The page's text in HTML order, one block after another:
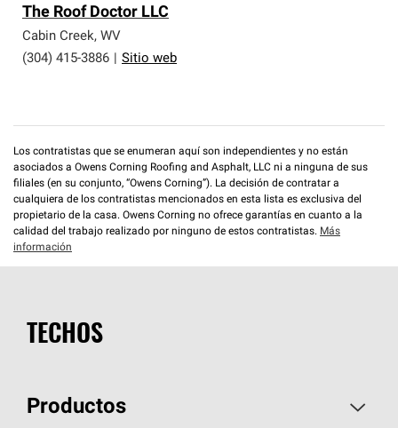
parte de una red exclusiva de profesionales de techos
que cumplen con altos estándares y requisitos estrictos
de profesionalismo y confiabilidad.
The Roof Doctor LLC
Cabin Creek, WV
(304) 415-3886
Sitio web
Los contratistas que se enumeran aquí son independientes y no están
asociados a Owens Corning Roofing and Asphalt, LLC ni a ninguna de sus
filiales (en su conjunto, “Owens Corning”). La decisión de contratar a
cualquiera de los contratistas mencionados en esta lista es exclusiva del
propietario de la casa. Owens Corning no ofrece garantías en cuanto a la
calidad del trabajo realizado por ninguno de estos contratistas. Más
información
TECHOS
Productos